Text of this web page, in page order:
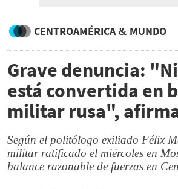
CENTROAMÉRICA & MUNDO
Grave denuncia:
está convertida en
militar rusa",
Según el politólogo exiliado Félix
militar ratificado el miércoles en
balance razonable de fuerzas en